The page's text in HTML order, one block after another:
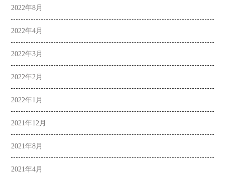
2022年8月
2022年4月
2022年3月
2022年2月
2022年1月
2021年12月
2021年8月
2021年4月